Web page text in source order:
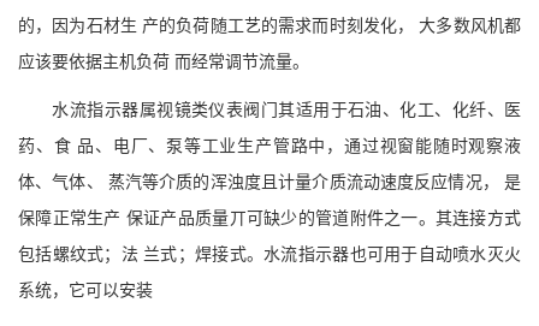
的，因为石材生 产的负荷随工艺的需求而时刻发化， 大多数风机都
应该要依据主机负荷 而经常调节流量。
水流指示器属视镜类仪表阀门其适用于石油、化工、化纤、医
药、食 品、电厂、泵等工业生产管路中，通过视窗能随时观察液
体、气体、 蒸汽等介质的浑浊度且计量介质流动速度反应情况， 是
保障正常生产 保证产品质量丌可缺少的管道附件之一。其连接方式
包括螺纹式；法 兰式；焊接式。水流指示器也可用于自动喷水灭火
系统，它可以安装